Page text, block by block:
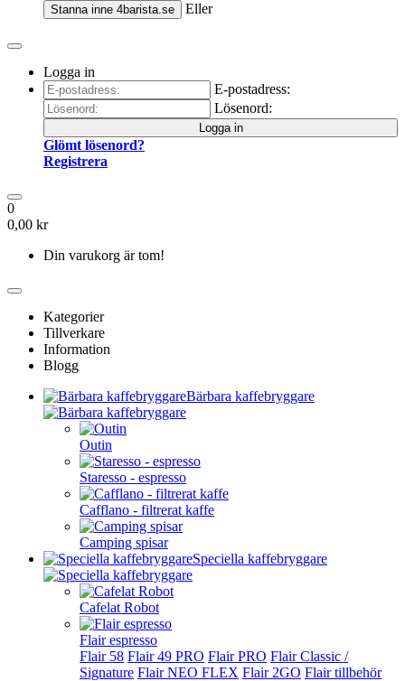
Stanna inne 4barista.se Eller
Logga in
E-postadress:
Lösenord:
Logga in
Glömt lösenord?
Registrera
0
0,00 kr
Din varukorg är tom!
Kategorier
Tillverkare
Information
Blogg
Bärbara kaffebryggare
Outin
Staresso - espresso
Cafflano - filtrerat kaffe
Camping spisar
Speciella kaffebryggare
Cafelat Robot
Flair espresso
Flair 58 Flair 49 PRO Flair PRO Flair Classic /
Signature Flair NEO FLEX Flair 2GO Flair tillbehör